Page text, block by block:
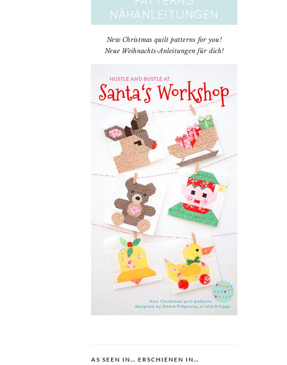
New Christmas quilt patterns for you!
Neue Weihnachts-Anleitungen für dich!
AS SEEN IN… ERSCHIENEN IN…